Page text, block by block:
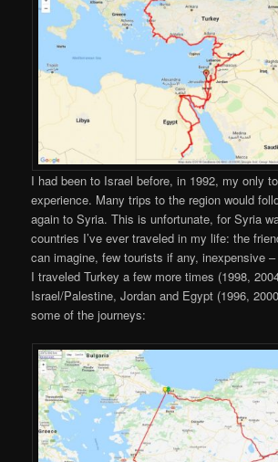
I had been to Israel before, in 1992, my only
experience. Many trips to the region would
again to Syria. This is unfortunate, for Syria
countries I’ve ever traveled in my life: the
can imagine, few tourists if any, inexpensive
I traveled Turkey a few more times (1998,
Israel/Palestine, Jordan and Egypt (1996,
some of the journeys: